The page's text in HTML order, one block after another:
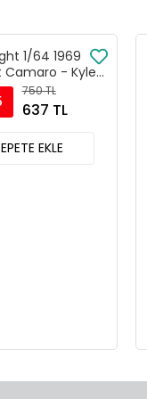
1/64 1969
Camaro - Kyle
/ Hendrick
First Win Tribute
- Las Vegas,
750 TL
637 TL
EKLE